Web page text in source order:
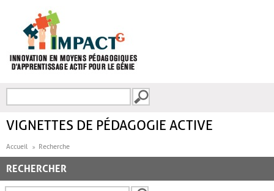
FORMULAIRE DE
VIGNETTES DE PÉDAGOGIE ACTIVE
Accueil Recherche
RECHERCHER